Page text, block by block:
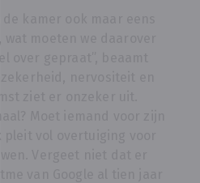
kamer ook maar eens
wat moeten we daarover
over gepraat”, beaamt
nervositeit en
ziet er onzeker uit.
Moet iemand voor zijn
vol overtuiging voor
Vergeet niet dat er
van Google al tien jaar